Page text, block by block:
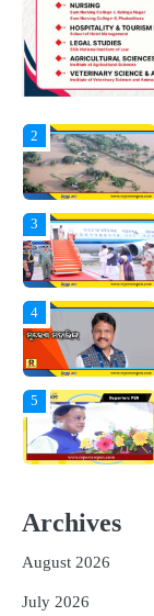
3
4
5
1
Archives
August 2026
July 2026